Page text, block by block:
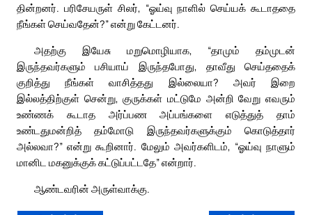
தின்றனர். பரிசேயருள் சிலர், “ஓய்வு நாளில் செய்யக் கூடாததை
நீங்கள் செய்வதேன்?” என்று கேட்டனர்.
அதற்கு இயேசு மறுமொழியாக, “தாமும் தம்முடன்
இருந்தவர்களும் பசியாய் இருந்தபோது, தாவீது செய்ததைக்
குறித்து நீங்கள் வாசித்தது இல்லையா? அவர் இறை
இல்லத்திற்குள் சென்று, குருக்கள் மட்டுமே அன்றி வேறு எவரும்
உண்ணக் கூடாத அர்ப்பண அப்பங்களை எடுத்துத் தாம்
உண்டதுமன்றித் தம்மோடு இருந்தவர்களுக்கும் கொடுத்தார்
அல்லவா?” என்று கூறினார். மேலும் அவர்களிடம், “ஓய்வு நாளும்
மானிட மகனுக்குக் கட்டுப்பட்டதே” என்றார்.
ஆண்டவரின் அருள்வாக்கு.